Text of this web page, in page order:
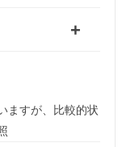
ますが、比較的状